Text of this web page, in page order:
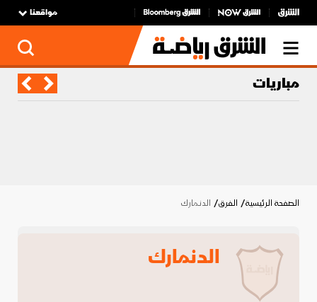
مواقعنا
مباريات
الصفحة الرئيسية الفرق الدنمارك
الدنمارك